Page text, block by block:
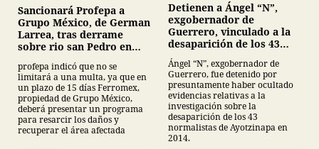
Sancionará Profepa a
Grupo México, de German
Larrea, tras derrame
sobre rio san Pedro en
profepa indicó que no se
limitará a una multa, ya que en
un plazo de 15 días Ferromex,
propiedad de Grupo México,
deberá presentar un programa
para resarcir los daños y
recuperar el área afectada
Detienen a Ángel “N”,
exgobernador de
Guerrero, vinculado a la
desaparición de los 43
normalistas de
Ayotzinapa
Ángel “N”, exgobernador de
Guerrero, fue detenido por
presuntamente haber ocultado
evidencias relativas a la
investigación sobre la
desaparición de los 43
normalistas de Ayotzinapa en
2014.